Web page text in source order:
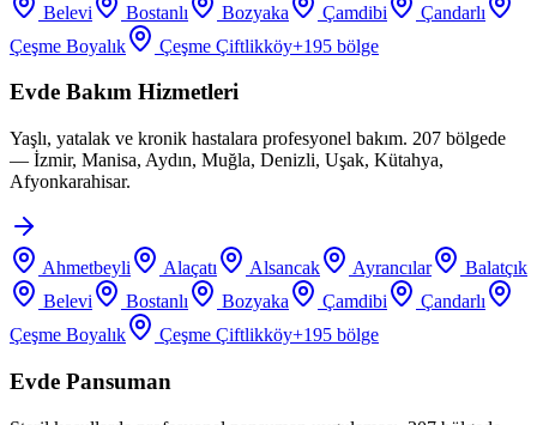
Belevi
Bostanlı Bozyaka Çamdibi
Çandarlı
Çeşme Boyalık
Çeşme Çiftlikköy+195 bölge
Evde Bakım Hizmetleri
Yaşlı, yatalak ve kronik hastalara profesyonel bakım. 207 bölgede
— İzmir, Manisa, Aydın, Muğla, Denizli, Uşak, Kütahya,
Afyonkarahisar.
Ahmetbeyli Alaçatı Alsancak Ayrancılar
Balatçık
Belevi
Bostanlı Bozyaka Çamdibi
Çandarlı
Çeşme Boyalık
Çeşme Çiftlikköy+195 bölge
Evde Pansuman